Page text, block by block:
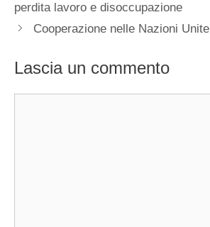
perdita lavoro e disoccupazione
Cooperazione nelle Nazioni Unite
Lascia un commento